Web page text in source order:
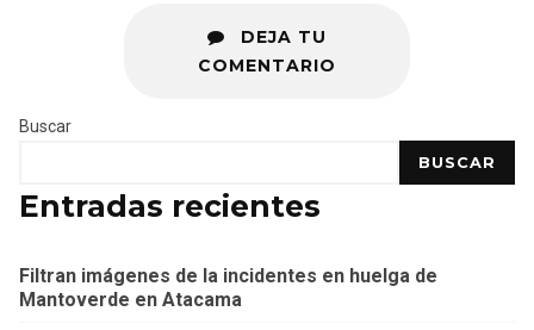
DEJA TU
COMENTARIO
Buscar
BUSCAR
Entradas recientes
Filtran imágenes de la incidentes en huelga de
Mantoverde en Atacama